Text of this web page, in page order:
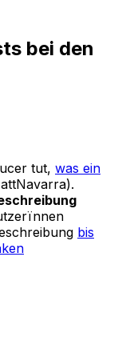
bei den
tut, was ein
bis